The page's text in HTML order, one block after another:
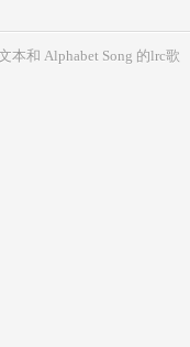
本和 Alphabet Song 的lrc歌